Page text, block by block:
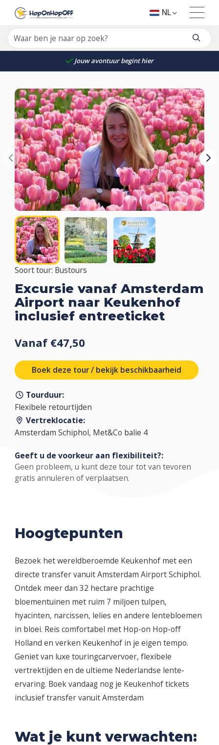
Jouw avontuur begint hier
NL
Soort tour: Bustours
Excursie vanaf Amsterdam
Airport naar Keukenhof
inclusief entreeticket
Vanaf €47,50
Boek deze tour / bekijk beschikbaarheid
Tourduur:
Flexibele retourtijden
Vertreklocatie:
Amsterdam Schiphol, Met&Co balie 4
Geeft u de voorkeur aan flexibiliteit?:
Geen probleem, u kunt deze tour tot van tevoren
gratis annuleren of verplaatsen.
Hoogtepunten
Bezoek het wereldberoemde Keukenhof met een
directe transfer vanuit Amsterdam Airport Schiphol.
Ontdek meer dan 32 hectare prachtige
bloementuinen met ruim 7 miljoen tulpen,
hyacinten, narcissen, lelies en andere lentebloemen
in bloei. Reis comfortabel met Hop-on Hop-off
Holland en verken Keukenhof in je eigen tempo.
Geniet van luxe touringcarvervoer, flexibele
vertrektijden en de ultieme Nederlandse lente-
ervaring. Boek vandaag nog je Keukenhof tickets
inclusief transfer vanuit Amsterdam
Wat je kunt verwachten: